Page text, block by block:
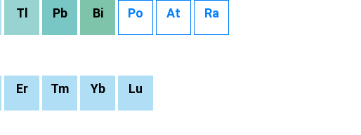
Tl Pb Bi Po At Ra
Er Tm Yb Lu